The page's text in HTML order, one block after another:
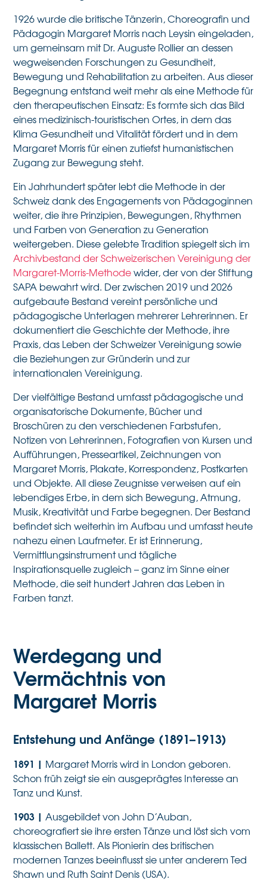
1926 wurde die britische Tänzerin, Choreografin und
Pädagogin Margaret Morris nach Leysin eingeladen,
um gemeinsam mit Dr. Auguste Rollier an dessen
wegweisenden Forschungen zu Gesundheit,
Bewegung und Rehabilitation zu arbeiten. Aus dieser
Begegnung entstand weit mehr als eine Methode für
den therapeutischen Einsatz: Es formte sich das Bild
eines medizinisch-touristischen Ortes, in dem das
Klima Gesundheit und Vitalität fördert und in dem
Margaret Morris für einen zutiefst humanistischen
Zugang zur Bewegung steht.
Ein Jahrhundert später lebt die Methode in der
Schweiz dank des Engagements von Pädagoginnen
weiter, die ihre Prinzipien, Bewegungen, Rhythmen
und Farben von Generation zu Generation
weitergeben. Diese gelebte Tradition spiegelt sich im
Archivbestand der Schweizerischen Vereinigung der
Margaret-Morris-Methodewider, der von der Stiftung
SAPA bewahrt wird. Der zwischen 2019 und 2026
aufgebaute Bestand vereint persönliche und
pädagogische Unterlagen mehrerer Lehrerinnen. Er
dokumentiert die Geschichte der Methode, ihre
Praxis, das Leben der Schweizer Vereinigung sowie
die Beziehungen zur Gründerin und zur
internationalen Vereinigung.
Der vielfältige Bestand umfasst pädagogische und
organisatorische Dokumente, Bücher und
Broschüren zu den verschiedenen Farbstufen,
Notizen von Lehrerinnen, Fotografien von Kursen und
Aufführungen, Presseartikel, Zeichnungen von
Margaret Morris, Plakate, Korrespondenz, Postkarten
und Objekte. All diese Zeugnisse verweisen auf ein
lebendiges Erbe, in dem sich Bewegung, Atmung,
Musik, Kreativität und Farbe begegnen. Der Bestand
befindet sich weiterhin im Aufbau und umfasst heute
nahezu einen Laufmeter. Er ist Erinnerung,
Vermittlungsinstrument und tägliche
Inspirationsquelle zugleich – ganz im Sinne einer
Methode, die seit hundert Jahren das Leben in
Farben tanzt.
Werdegang und
Vermächtnis von
Margaret Morris
Entstehung und Anfänge (1891–1913)
1891 | Margaret Morris wird in London geboren.
Schon früh zeigt sie ein ausgeprägtes Interesse an
Tanz und Kunst.
1903 |Ausgebildet von John D’Auban,
choreografiert sie ihre ersten Tänze und löst sich vom
klassischen Ballett. Als Pionierin des britischen
modernen Tanzes beeinflusst sie unter anderem Ted
Shawn und Ruth Saint Denis (USA).